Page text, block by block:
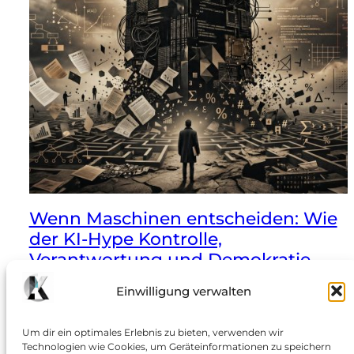
Einwilligung verwalten
Um dir ein optimales Erlebnis zu bieten, verwenden wir
Technologien wie Cookies, um Geräteinformationen zu speichern
Wenn Maschinen entscheiden: Wie
der KI-Hype Kontrolle,
Verantwortung und Demokratie
gefährdet
der künstlichen Intelligenz klingt in politischen Reden